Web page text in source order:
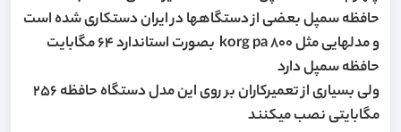
حافظه سمپل بعضی از دستگاهها در ایران دستکاری شده است
و مدلهایی مثل korg pa 800 بصورت استاندارد 64 مگابایت
حافظه سمپل دارد
ولی بسیاری از تعمیرکاران بر روی این مدل دستگاه حافظه 256
مگابایتی نصب میکنند